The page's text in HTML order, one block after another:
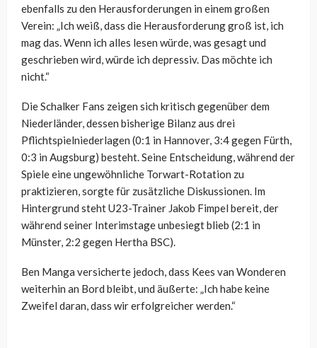
ebenfalls zu den Herausforderungen in einem großen
Verein: „Ich weiß, dass die Herausforderung groß ist, ich
mag das. Wenn ich alles lesen würde, was gesagt und
geschrieben wird, würde ich depressiv. Das möchte ich
nicht.“
Die Schalker Fans zeigen sich kritisch gegenüber dem
Niederländer, dessen bisherige Bilanz aus drei
Pflichtspielniederlagen (0:1 in Hannover, 3:4 gegen Fürth,
0:3 in Augsburg) besteht. Seine Entscheidung, während der
Spiele eine ungewöhnliche Torwart-Rotation zu
praktizieren, sorgte für zusätzliche Diskussionen. Im
Hintergrund steht U23-Trainer Jakob Fimpel bereit, der
während seiner Interimstage unbesiegt blieb (2:1 in
Münster, 2:2 gegen Hertha BSC).
Ben Manga versicherte jedoch, dass Kees van Wonderen
weiterhin an Bord bleibt, und äußerte: „Ich habe keine
Zweifel daran, dass wir erfolgreicher werden.“